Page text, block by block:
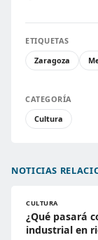
ETIQUETAS
Zaragoza
CATEGORÍA
Cultura
NOTICIAS
CULTURA
¿Qué pasará
industrial en